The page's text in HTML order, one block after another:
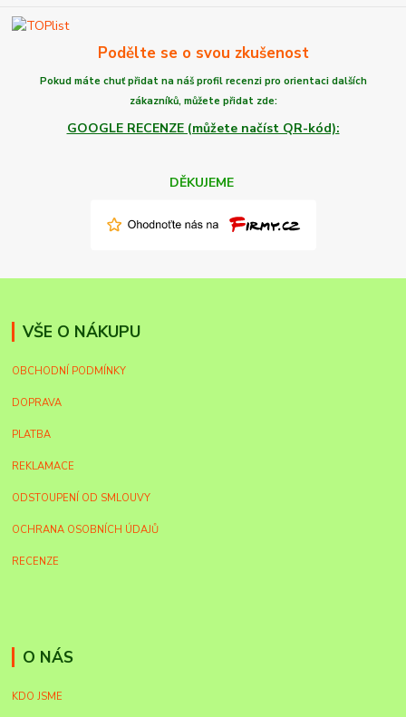
Podělte se o svou zkušenost
Pokud máte chuťpřidat na náš profil recenzi pro orientaci dalších
zákazníků, můžete přidat zde:
GOOGLE RECENZE (můžete načíst QR-kód):
DĚKUJEME
VŠE O NÁKUPU
OBCHODNÍ PODMÍNKY
DOPRAVA
PLATBA
REKLAMACE
ODSTOUPENÍ OD SMLOUVY
OCHRANA OSOBNÍCH ÚDAJŮ
RECENZE
O NÁS
KDO JSME